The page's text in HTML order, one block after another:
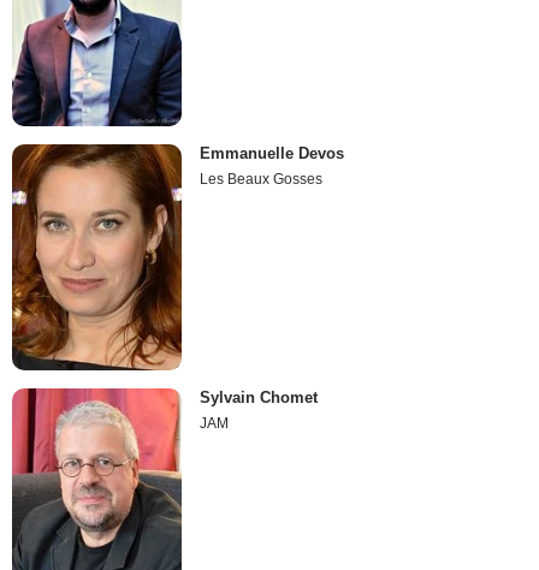
Emmanuelle Devos
Les Beaux Gosses
Sylvain Chomet
JAM